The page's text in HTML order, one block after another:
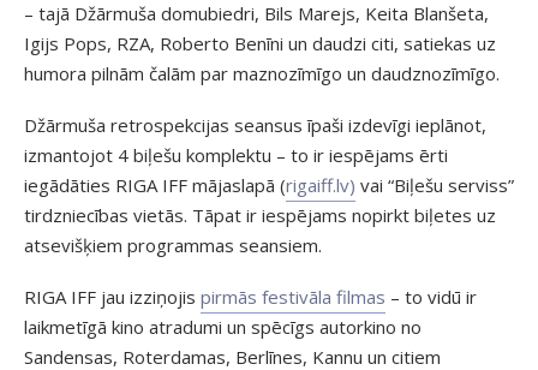
– tajā Džārmuša domubiedri, Bils Marejs, Keita Blanšeta,
Igijs Pops, RZA, Roberto Benīni un daudzi citi, satiekas uz
humora pilnām čalām par maznozīmīgo un daudznozīmīgo.
Džārmuša retrospekcijas seansus īpaši izdevīgi ieplānot,
izmantojot 4 biļešu komplektu – to ir iespējams ērti
iegādāties RIGA IFF mājaslapā (rigaiff.lv) vai “Biļešu serviss”
tirdzniecības vietās. Tāpat ir iespējams nopirkt biļetes uz
atsevišķiem programmas seansiem.
RIGA IFF jau izziņojis pirmās festivāla filmas – to vidū ir
laikmetīgā kino atradumi un spēcīgs autorkino no
Sandensas, Roterdamas, Berlīnes, Kannu un citiem